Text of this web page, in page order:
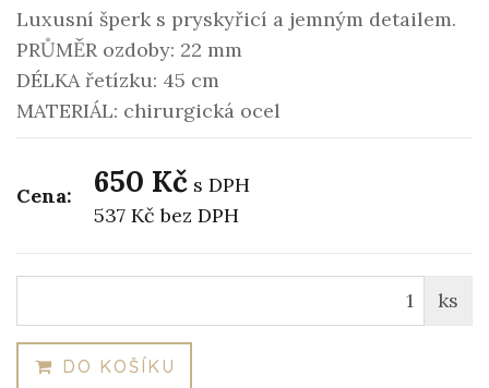
Luxusní šperk s pryskyřicí a jemným detailem.
PRŮMĚR ozdoby: 22 mm
DÉLKA řetízku: 45 cm
MATERIÁL: chirurgická ocel
Cena: 650 Kč s DPH
537 Kčbez DPH
ks
DO KOŠÍKU